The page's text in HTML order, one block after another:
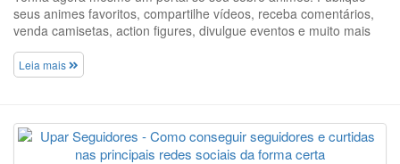
seus animes favoritos, compartilhe vídeos, receba comentários,
venda camisetas, action figures, divulgue eventos e muito mais
Leia mais